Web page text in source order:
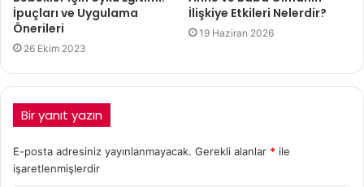
İpuçları ve Uygulama
Önerileri
26 Ekim 2023
İlişkiye Etkileri Nelerdir?
19 Haziran 2026
Bir yanıt yazın
E-posta adresiniz yayınlanmayacak. Gerekli alanlar * ile
işaretlenmişlerdir